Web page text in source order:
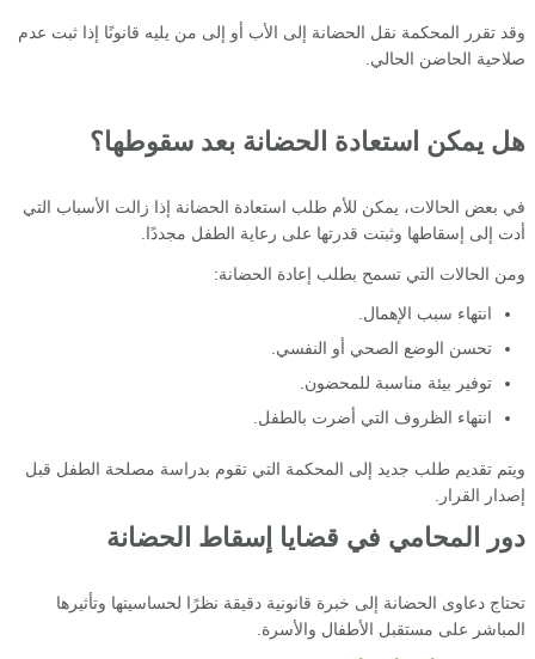
وقد تقرر المحكمة نقل الحضانة إلى الأب أو إلى من يليه قانونًا إذا ثبت عدم
صلاحية الحاضن الحالي.
هل يمكن استعادة الحضانة بعد سقوطها؟
في بعض الحالات، يمكن للأم طلب استعادة الحضانة إذا زالت الأسباب التي
أدت إلى إسقاطها وثبتت قدرتها على رعاية الطفل مجددًا.
ومن الحالات التي تسمح بطلب إعادة الحضانة:
انتهاء سبب الإهمال.
تحسن الوضع الصحي أو النفسي.
توفير بيئة مناسبة للمحضون.
انتهاء الظروف التي أضرت بالطفل.
ويتم تقديم طلب جديد إلى المحكمة التي تقوم بدراسة مصلحة الطفل قبل
إصدار القرار.
دور المحامي في قضايا إسقاط الحضانة
تحتاج دعاوى الحضانة إلى خبرة قانونية دقيقة نظرًا لحساسيتها وتأثيرها
المباشر على مستقبل الأطفال والأسرة.